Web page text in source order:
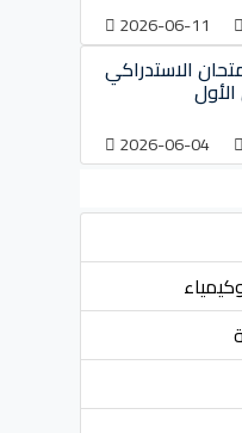
2026-06-11
الاستدراكي
2026-06-04